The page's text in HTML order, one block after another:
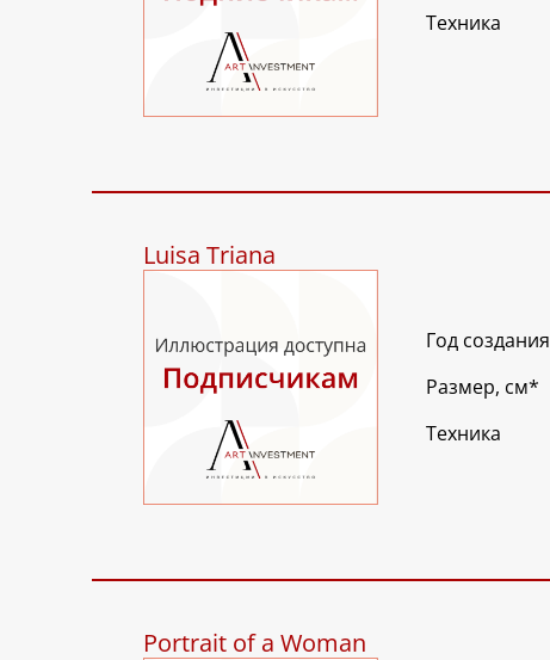
Техника
Luisa Triana
Год создания
Размер, см*
Техника
Portrait of a Woman